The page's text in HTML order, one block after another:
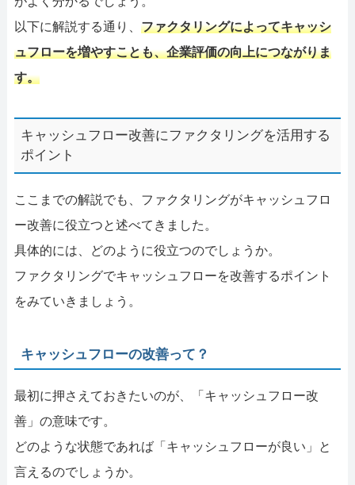
以下に解説する通り、 ファクタリングによってキャッシ
ュフローを増やすことも、企業評価の向上につながりま
す。
キャッシュフロー改善にファクタリングを活用する
ポイント
ここまでの解説でも、ファクタリングがキャッシュフロ
ー改善に役立つと述べてきました。
具体的には、どのように役立つのでしょうか。
ファクタリングでキャッシュフローを改善するポイント
をみていきましょう。
キャッシュフローの改善って？
最初に押さえておきたいのが、「キャッシュフロー改
善」の意味です。
どのような状態であれば「キャッシュフローが良い」と
言えるのでしょうか。